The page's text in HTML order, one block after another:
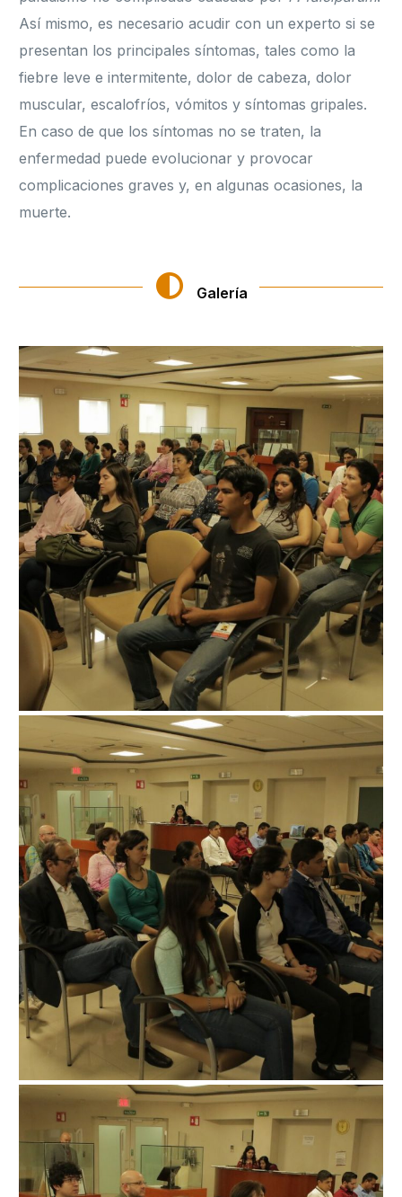
Así mismo, es necesario acudir con un experto si se
presentan los principales síntomas, tales como la
fiebre leve e intermitente, dolor de cabeza, dolor
muscular, escalofríos, vómitos y síntomas gripales.
En caso de que los síntomas no se traten, la
enfermedad puede evolucionar y provocar
complicaciones graves y, en algunas ocasiones, la
muerte.
Galería